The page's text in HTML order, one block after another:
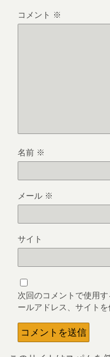
コメント ※
名前 ※
メール ※
サイト
次回のコメントで使用
ールアドレス、サイトを